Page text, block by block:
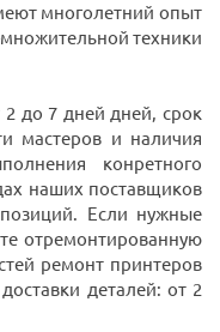
многолетний опыт
техники
до 7 дней дней, срок
мастеров и наличия
конретного
наших поставщиков
Если нужные
отремонтированную
ремонт принтеров
деталей: от 2